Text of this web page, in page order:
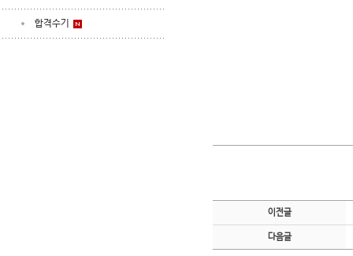
합격수기
이전글
다음글